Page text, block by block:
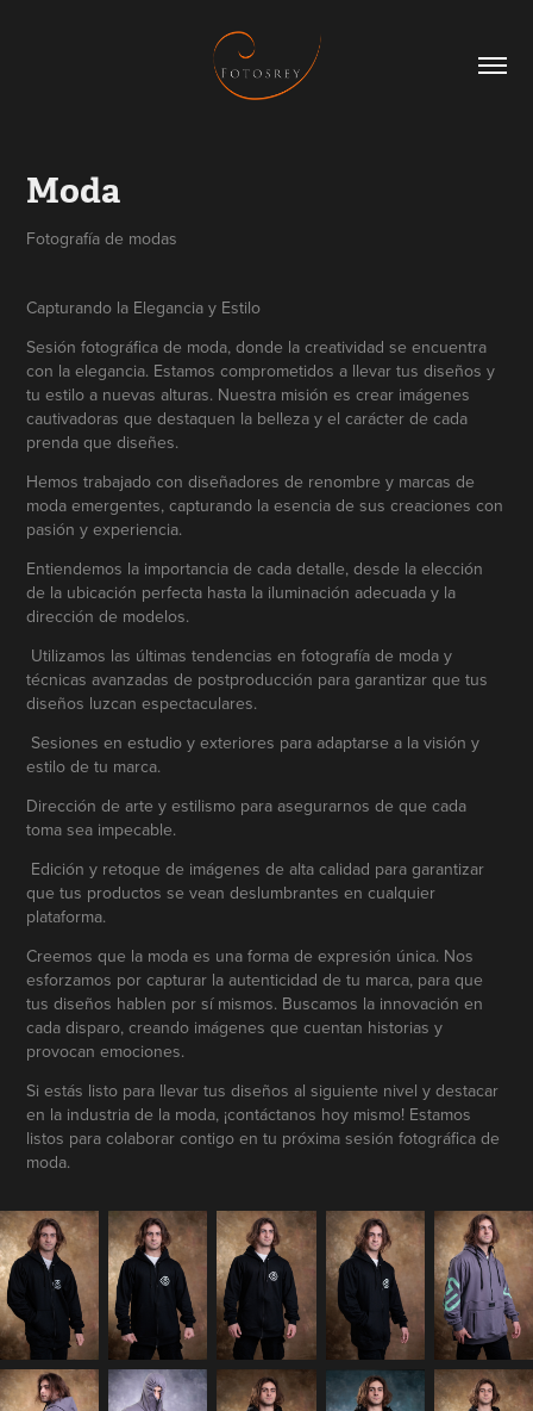
Moda
Fotografía de modas
Capturando la Elegancia y Estilo
Sesión fotográfica de moda, donde la creatividad se encuentra
con la elegancia. Estamos comprometidos a llevar tus diseños y
tu estilo a nuevas alturas. Nuestra misión es crear imágenes
cautivadoras que destaquen la belleza y el carácter de cada
prenda que diseñes.
Hemos trabajado con diseñadores de renombre y marcas de
moda emergentes, capturando la esencia de sus creaciones con
pasión y experiencia.
Entiendemos la importancia de cada detalle, desde la elección
de la ubicación perfecta hasta la iluminación adecuada y la
dirección de modelos.
Utilizamos las últimas tendencias en fotografía de moda y
técnicas avanzadas de postproducción para garantizar que tus
diseños luzcan espectaculares.
Sesiones en estudio y exteriores para adaptarse a la visión y
estilo de tu marca.
Dirección de arte y estilismo para asegurarnos de que cada
toma sea impecable.
Edición y retoque de imágenes de alta calidad para garantizar
que tus productos se vean deslumbrantes en cualquier
plataforma.
Creemos que la moda es una forma de expresión única. Nos
esforzamos por capturar la autenticidad de tu marca, para que
tus diseños hablen por sí mismos. Buscamos la innovación en
cada disparo, creando imágenes que cuentan historias y
provocan emociones.
Si estás listo para llevar tus diseños al siguiente nivel y destacar
en la industria de la moda, ¡contáctanos hoy mismo! Estamos
listos para colaborar contigo en tu próxima sesión fotográfica de
moda.